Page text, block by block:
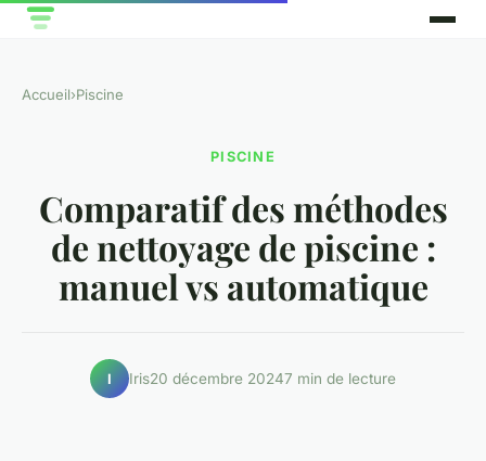
Accueil›Piscine
PISCINE
Comparatif des méthodes
de nettoyage de piscine :
manuel vs automatique
I Iris20 décembre 20247 min de lecture